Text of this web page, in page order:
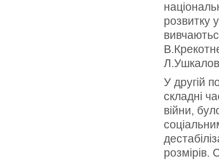
розвитку
У другій
складні
війни,
розмірів.